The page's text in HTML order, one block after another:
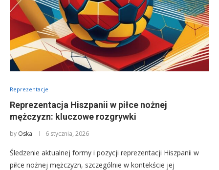
Reprezentacje
Reprezentacja Hiszpanii w piłce nożnej
mężczyzn: kluczowe rozgrywki
by Oska 6 stycznia, 2026
Śledzenie aktualnej formy i pozycji reprezentacji Hiszpanii w
piłce nożnej mężczyzn, szczególnie w kontekście jej